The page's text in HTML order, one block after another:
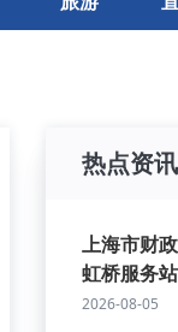
热点资讯
上海市财
虹桥服务
2026-08-05